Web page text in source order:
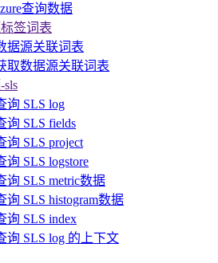
查询数据
签词表
据源关联词表
取数据源关联词表
sls
询 SLS log
询 SLS fields
询 SLS project
询 SLS logstore
询 SLS metric数据
询 SLS histogram数据
询 SLS index
询 SLS log 的上下文